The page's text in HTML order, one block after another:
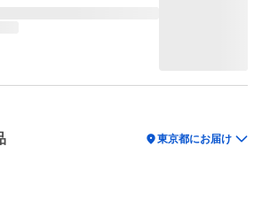
location_on東京都にお届け